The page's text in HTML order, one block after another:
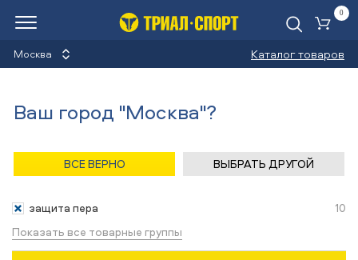
Москва Каталог товаров
0
Аксессуары
защита пера
10
Показать все товарные группы
Ваш город "Москва"?
ВСЕ ВЕРНО ВЫБРАТЬ ДРУГОЙ